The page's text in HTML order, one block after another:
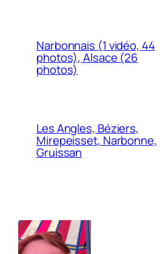
Narbonnais (1 vidéo, 44
photos), Alsace (26
photos)
Les Angles, Béziers,
Mirepeisset, Narbonne,
Gruissan